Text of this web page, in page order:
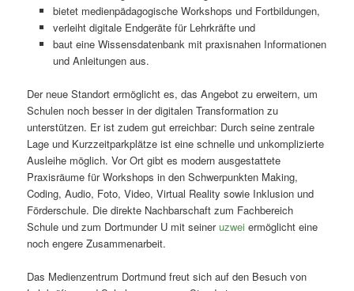
bietet medienpädagogische Workshops und Fortbildungen,
verleiht digitale Endgeräte für Lehrkräfte und
baut eine Wissensdatenbank mit praxisnahen Informationen
und Anleitungen aus.
Der neue Standort ermöglicht es, das Angebot zu erweitern, um
Schulen noch besser in der digitalen Transformation zu
unterstützen. Er ist zudem gut erreichbar: Durch seine zentrale
Lage und Kurzzeitparkplätze ist eine schnelle und unkomplizierte
Ausleihe möglich. Vor Ort gibt es modern ausgestattete
Praxisräume für Workshops in den Schwerpunkten Making,
Coding, Audio, Foto, Video, Virtual Reality sowie Inklusion und
Förderschule. Die direkte Nachbarschaft zum Fachbereich
Schule und zum Dortmunder U mit seineruzwei ermöglicht eine
noch engere Zusammenarbeit.
Das Medienzentrum Dortmund freut sich auf den Besuch von